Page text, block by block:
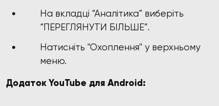
На вкладці “Аналітика” виберіть
“ПЕРЕГЛЯНУТИ БІЛЬШЕ”.
Натисніть "Охоплення" у верхньому
меню.
Додаток YouTube для Android: